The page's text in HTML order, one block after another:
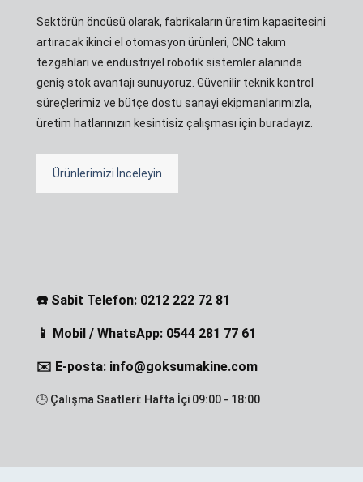
Sektörün öncüsü olarak, fabrikaların üretim kapasitesini
artıracak ikinci el otomasyon ürünleri, CNC takım
tezgahları ve endüstriyel robotik sistemler alanında
geniş stok avantajı sunuyoruz. Güvenilir teknik kontrol
süreçlerimiz ve bütçe dostu sanayi ekipmanlarımızla,
üretim hatlarınızın kesintisiz çalışması için buradayız.
Ürünlerimizi İnceleyin
☎️ Sabit Telefon: 0212 222 72 81
📱 Mobil / WhatsApp: 0544 281 77 61
✉️ E-posta: info@goksumakine.com
🕒 Çalışma Saatleri: Hafta İçi 09:00 - 18:00